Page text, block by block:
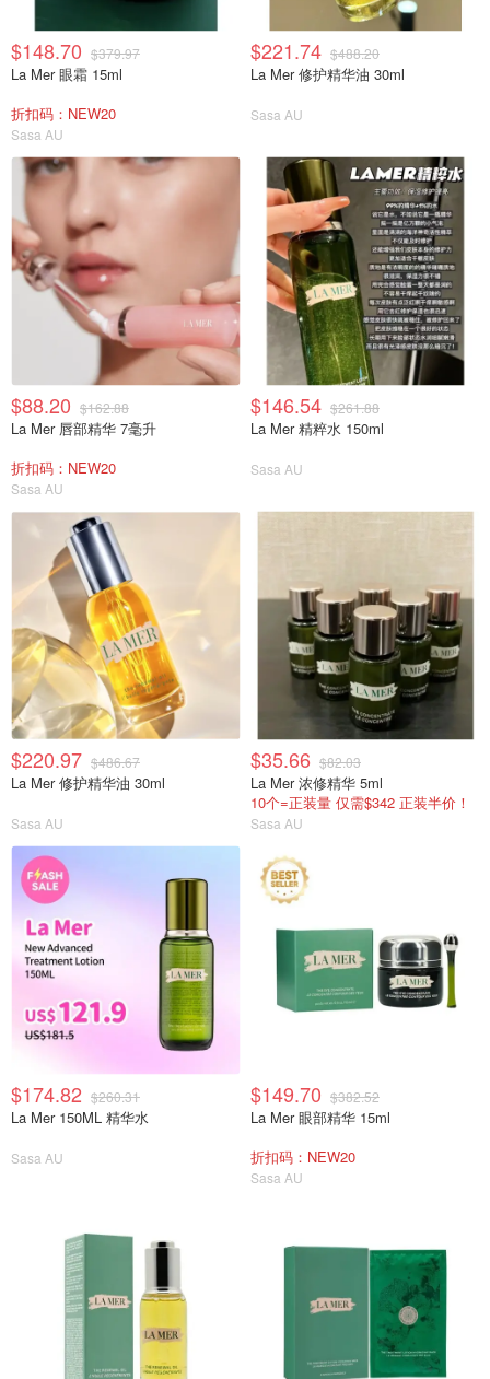
$148.70 $379.97
La Mer 眼霜 15ml
折扣码：NEW20
Sasa AU
$221.74 $488.20
La Mer 修护精华油 30ml
Sasa AU
$88.20 $162.88
La Mer 唇部精华 7毫升
折扣码：NEW20
Sasa AU
$146.54 $261.88
La Mer 精粹水 150ml
Sasa AU
$220.97 $486.67
La Mer 修护精华油 30ml
Sasa AU
$35.66 $82.03
La Mer 浓修精华 5ml
10个=正装量 仅需$342 正装半价！
Sasa AU
$174.82 $260.31
La Mer 150ML 精华水
Sasa AU
$149.70 $382.52
La Mer 眼部精华 15ml
折扣码：NEW20
Sasa AU